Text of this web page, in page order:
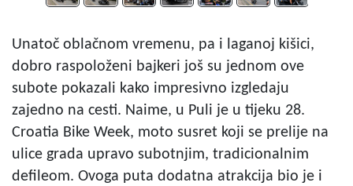
Unatoč oblačnom vremenu, pa i laganoj kišici,
dobro raspoloženi bajkeri još su jednom ove
subote pokazali kako impresivno izgledaju
zajedno na cesti. Naime, u Puli je u tijeku 28.
Croatia Bike Week, moto susret koji se prelije na
ulice grada upravo subotnjim, tradicionalnim
defileom. Ovoga puta dodatna atrakcija bio je i